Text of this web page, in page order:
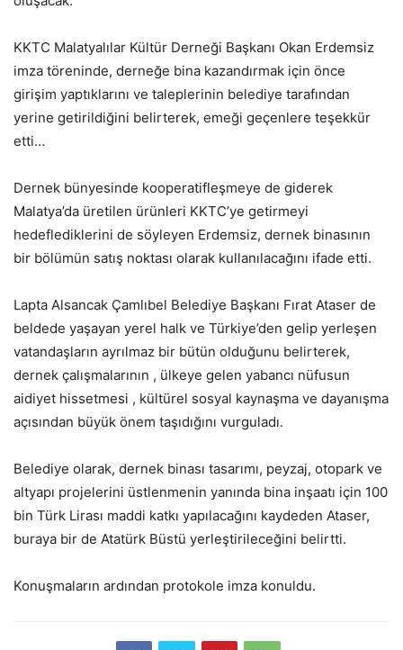
KKTC Malatyalılar Kültür Derneği Başkanı Okan Erdemsiz
imza töreninde, derneğe bina kazandırmak için önce
girişim yaptıklarını ve taleplerinin belediye tarafından
yerine getirildiğini belirterek, emeği geçenlere teşekkür
etti…
Dernek bünyesinde kooperatifleşmeye de giderek
Malatya’da üretilen ürünleri KKTC’ye getirmeyi
hedeflediklerini de söyleyen Erdemsiz, dernek binasının
bir bölümün satış noktası olarak kullanılacağını ifade etti.
Lapta Alsancak Çamlıbel Belediye Başkanı Fırat Ataser de
beldede yaşayan yerel halk ve Türkiye’den gelip yerleşen
vatandaşların ayrılmaz bir bütün olduğunu belirterek,
dernek çalışmalarının , ülkeye gelen yabancı nüfusun
aidiyet hissetmesi , kültürel sosyal kaynaşma ve dayanışma
açısından büyük önem taşıdığını vurguladı.
Belediye olarak, dernek binası tasarımı, peyzaj, otopark ve
altyapı projelerini üstlenmenin yanında bina inşaatı için 100
bin Türk Lirası maddi katkı yapılacağını kaydeden Ataser,
buraya bir de Atatürk Büstü yerleştirileceğini belirtti.
Konuşmaların ardından protokole imza konuldu.